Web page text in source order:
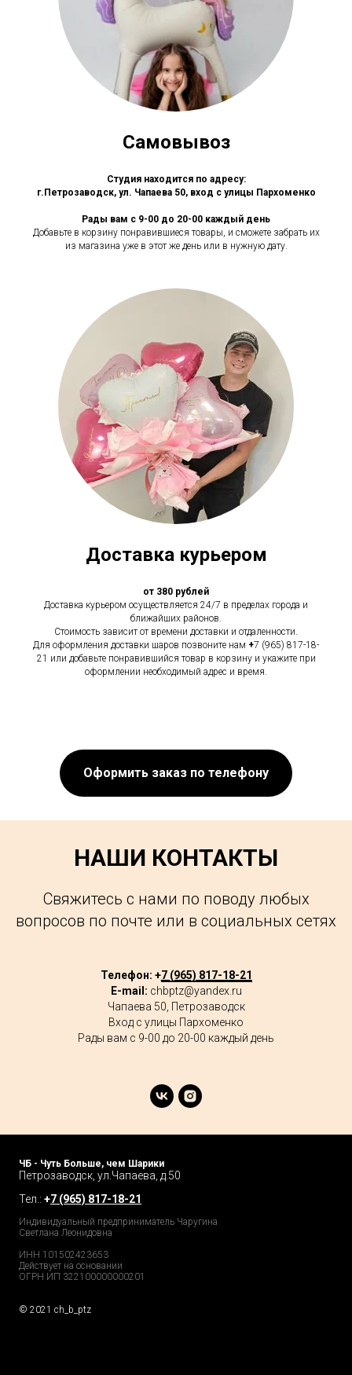
Самовывоз
Студия находится по адресу:
г.Петрозаводск, ул. Чапаева 50, вход с улицы Пархоменко
Рады вам с 9-00 до 20-00 каждый день
Добавьте в корзину понравившиеся товары, и сможете забрать их
из магазина уже в этот же день или в нужную дату.
Доставка курьером
от 380 рублей
Доставка курьером осуществляется 24/7 в пределах города и
ближайших районов.
Стоимость зависит от времени доставки и отдаленности.
Для оформления доставки шаров позвоните нам +7 (965) 817-18-
21 или добавьте понравившийся товар в корзину и укажите при
оформлении необходимый адрес и время.
Оформить заказ по телефону
НАШИ КОНТАКТЫ
Свяжитесь с нами по поводу любых
вопросов по почте или в социальных сетях
Телефон: +7 (965) 817-18-21
E-mail: chbptz@yandex.ru
Чапаева 50, Петрозаводск
Вход с улицы Пархоменко
Рады вам с 9-00 до 20-00 каждый день
ЧБ - Чуть Больше, чем Шарики
Петрозаводск, ул.Чапаева, д.50
Тел.: +7 (965) 817-18-21
Индивидуальный предприниматель Чаругина
Светлана Леонидовна
ИНН 101502423653
Действует на основании
ОГРН ИП 322100000000201
© 2021 ch_b_ptz